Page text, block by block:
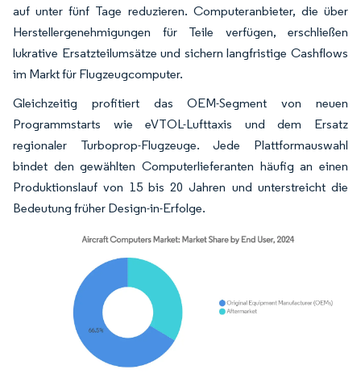
auf unter fünf Tage reduzieren. Computeranbieter, die über
Herstellergenehmigungen für Teile verfügen, erschließen
lukrative Ersatzteilumsätze und sichern langfristige Cashflows
im Markt für Flugzeugcomputer.
Gleichzeitig profitiert das OEM-Segment von neuen
Programmstarts wie eVTOL-Lufttaxis und dem Ersatz
regionaler Turboprop-Flugzeuge. Jede Plattformauswahl
bindet den gewählten Computerlieferanten häufig an einen
Produktionslauf von 15 bis 20 Jahren und unterstreicht die
Bedeutung früher Design-in-Erfolge.